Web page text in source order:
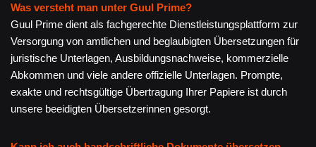
Was versteht man unter Guul Prime?
Guul Prime dient als fachgerechte Dienstleistungsplattform zur
Versorgung von amtlichen und beglaubigten Übersetzungen für
juristische Unterlagen, Ausbildungsnachweise, kommerzielle
Abkommen und viele andere offizielle Unterlagen. Prompte,
exakte und rechtsgültige Übertragung Ihrer Papiere ist durch
unsere beeidigten Übersetzerinnen gesorgt.